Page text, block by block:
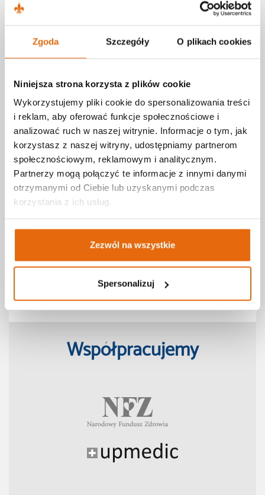
Zgoda Szczegóły O plikach cookies
Niniejsza strona korzysta z plików cookie
Wykorzystujemy pliki cookie do spersonalizowania treści
i reklam, aby oferować funkcje społecznościowe i
analizować ruch w naszej witrynie. Informacje o tym, jak
korzystasz z naszej witryny, udostępniamy partnerom
społecznościowym, reklamowym i analitycznym.
Partnerzy mogą połączyć te informacje z innymi danymi
otrzymanymi od Ciebie lub uzyskanymi podczas
korzystania z ich usług.
Zezwól na wszystkie
Spersonalizuj
Z życia przychodni - aktualności
Blog - poradnik pacjenta
Leksykon zdrowia
Media o nas
E-zdrowie
E-rejestracja
E-odbiór wyników
E-porada
Promocja zdrowia
Karta podarunkowa
Teleporady
Współpracujemy